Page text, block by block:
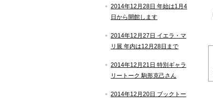
2014年12月28日 年始は1月4
日から開館します
2014年12月27日 イエラ・マ
リ展 年内は12月28日まで
2014年12月21日 特別ギャラ
リートーク 駒形克己さん
2014年12月20日 ブックトー